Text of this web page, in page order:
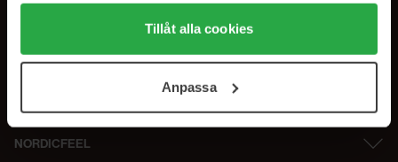
Genom att trycka på "Tillåt alla cookies" accepterar du
alla cookies, medan du under "Detaljer" kan anpassa
användningen av cookies. Du kan när som helst återkalla
samt vår Integritetspolicy.
Tillåt alla cookies
Anpassa
NORDICFEEL